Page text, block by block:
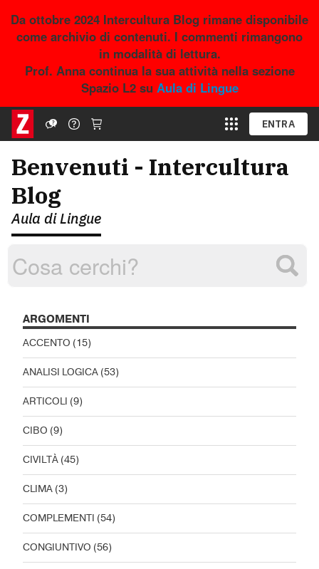
Da ottobre 2024 Intercultura Blog rimane disponibile
come archivio di contenuti. I commenti rimangono
in modalità di lettura.
Prof. Anna continua la sua attività nella sezione
Spazio L2 su Aula di Lingue
ENTRA
Benvenuti - Intercultura
Blog
Aula di Lingue
ARGOMENTI
ACCENTO (15)
ANALISI LOGICA (53)
ARTICOLI (9)
CIBO (9)
CIVILTÀ (45)
CLIMA (3)
COMPLEMENTI (54)
CONGIUNTIVO (56)